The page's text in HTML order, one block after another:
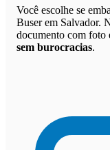
Você escolhe se
Buser em Salvador.
documento com foto
sem burocracias.